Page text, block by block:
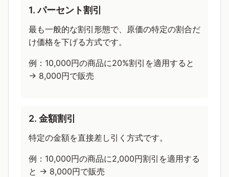
1. パーセント割引
最も一般的な割引形態で、原価の特定の割合だ
け価格を下げる方式です。
例：10,000円の商品に20%割引を適用すると
→ 8,000円で販売
2. 金額割引
特定の金額を直接差し引く方式です。
例：10,000円の商品に2,000円割引を適用する
と → 8,000円で販売